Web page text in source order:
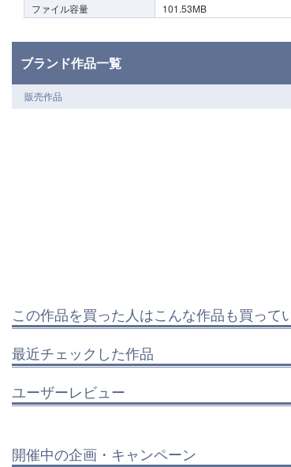
ファイル容量 101.53MB
ブランド作品一覧
販売作品
この作品を買った人はこんな作品も買って
最近チェックした作品
ユーザーレビュー
開催中の企画・キャンペーン